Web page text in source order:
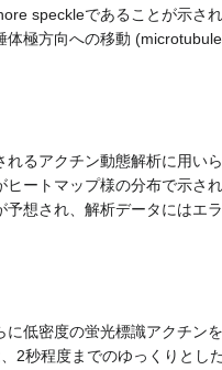
speckleであることが示さ
極方向への移動
るアクチン動態解析に用い
ートマップ様の分布で示さ
想され、解析データにはエ
低密度の蛍光標識アクチン
2秒程度までのゆっくりとし